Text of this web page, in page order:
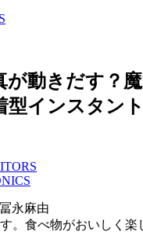
が動きだす？
型インスタン
永麻由
。食べ物がおいしく楽